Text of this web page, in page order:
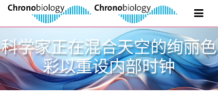
科学家正在混合天空的绚丽色
彩以重设内部时钟